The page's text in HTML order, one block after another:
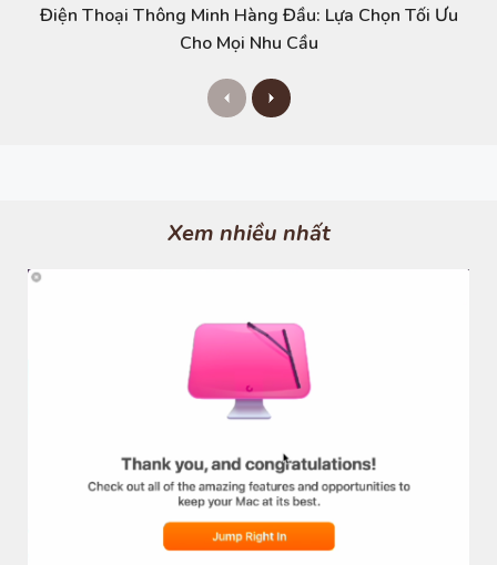
Điện Thoại Thông Minh Hàng Đầu: Lựa Chọn Tối Ưu
Cho Mọi Nhu Cầu
P
r
s
N
e
Xem nhiều nhất